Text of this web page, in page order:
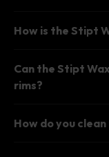
How is the Stipt
Can the Stipt
rims?
How do you